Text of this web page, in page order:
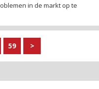
in de markt op te
59 >